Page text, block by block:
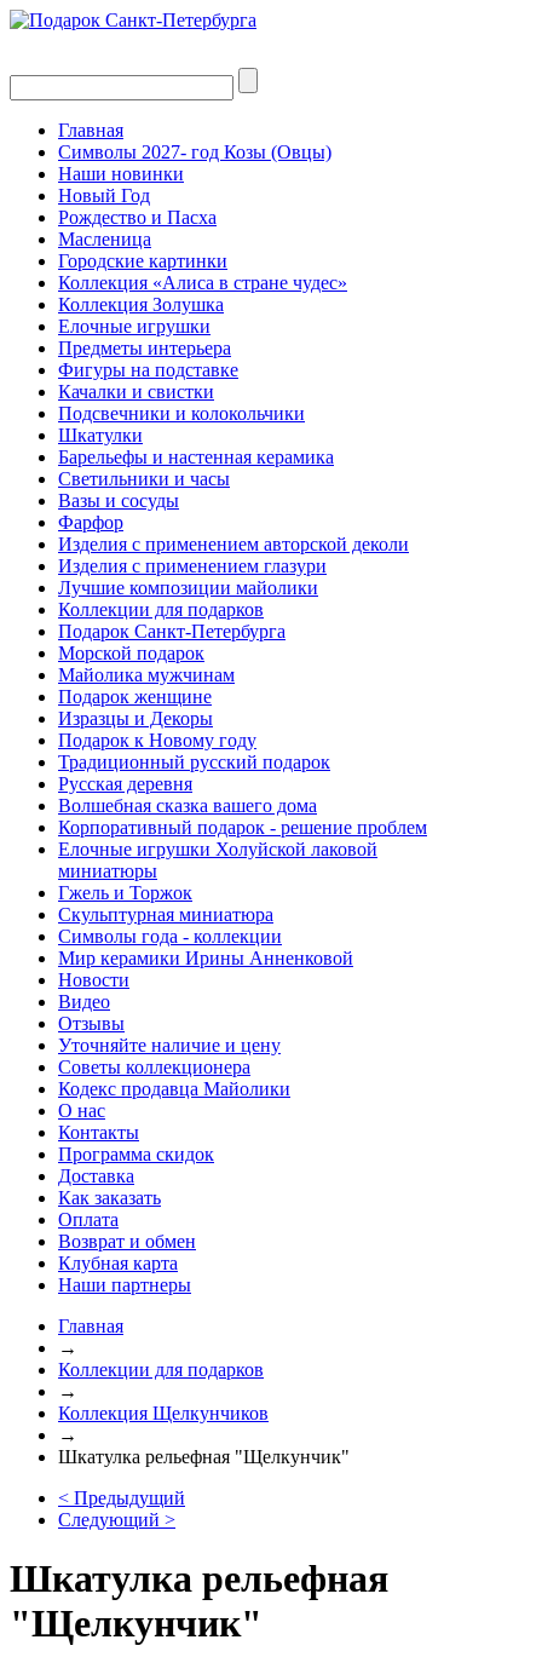
Главная
Символы 2027- год Козы (Овцы)
Наши новинки
Новый Год
Рождество и Пасха
Масленица
Городские картинки
Коллекция «Алиса в стране чудес»
Коллекция Золушка
Елочные игрушки
Предметы интерьера
Фигуры на подставке
Качалки и свистки
Подсвечники и колокольчики
Шкатулки
Барельефы и настенная керамика
Светильники и часы
Вазы и сосуды
Фарфор
Изделия с применением авторской деколи
Изделия с применением глазури
Лучшие композиции майолики
Коллекции для подарков
Подарок Санкт-Петербурга
Морской подарок
Майолика мужчинам
Подарок женщине
Изразцы и Декоры
Подарок к Новому году
Традиционный русский подарок
Русская деревня
Волшебная сказка вашего дома
Корпоративный подарок - решение проблем
Елочные игрушки Холуйской лаковой
миниатюры
Гжель и Торжок
Скульптурная миниатюра
Символы года - коллекции
Мир керамики Ирины Анненковой
Новости
Видео
Отзывы
Уточняйте наличие и цену
Советы коллекционера
Кодекс продавца Майолики
О нас
Контакты
Программа скидок
Доставка
Как заказать
Оплата
Возврат и обмен
Клубная карта
Наши партнеры
Главная
→
Коллекции для подарков
→
Коллекция Щелкунчиков
→
Шкатулка рельефная "Щелкунчик"
< Предыдущий
Следующий >
Шкатулка рельефная
"Щелкунчик"